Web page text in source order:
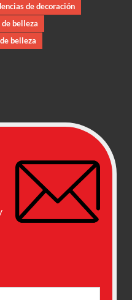
de decoración
belleza
belleza